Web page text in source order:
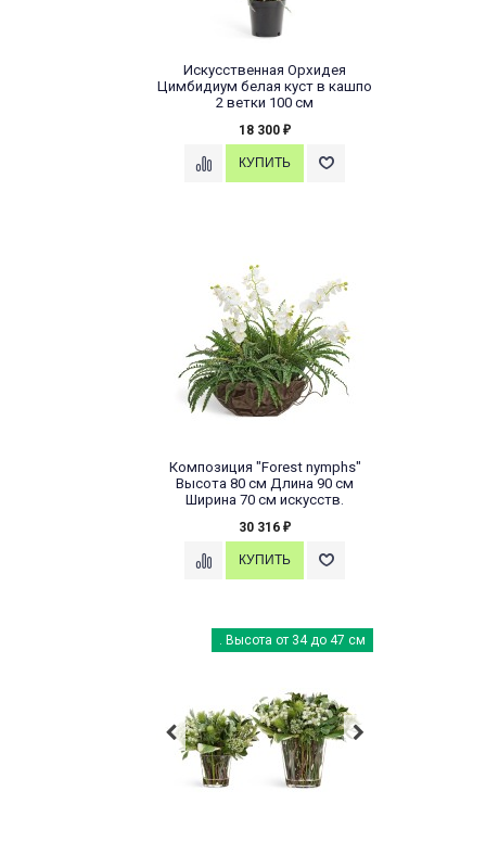
Искусственная Орхидея
Цимбидиум белая куст в кашпо
2 ветки 100 см
18 300 ₽
Композиция "Forest nymphs"
Высота 80 см Длина 90 см
Ширина 70 см искусств.
30 316 ₽
. Высота от 34 до 47 см